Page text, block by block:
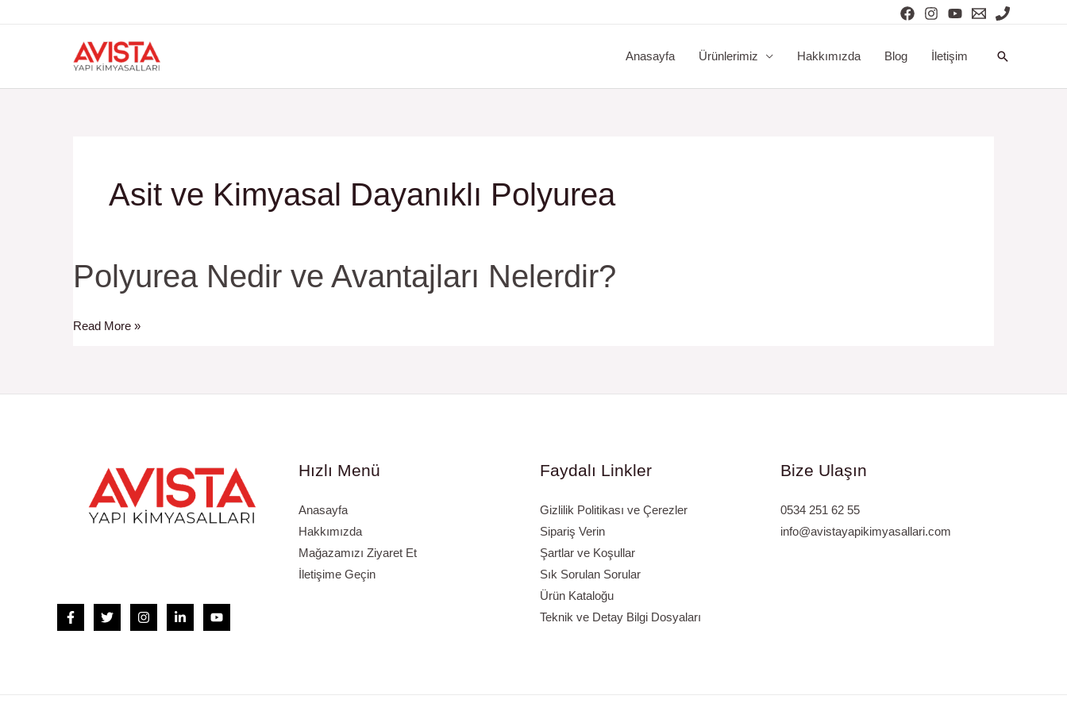
Anasayfa
Ürünlerimiz Hakkımızda Blog İletişim Arama
Asit ve Kimyasal Dayanıklı Polyurea
Polyurea Nedir ve Avantajları Nelerdir?
Polyurea
Nedir
Avantajları
Read More »
Hızlı Menü
Anasayfa
Hakkımızda
Mağazamızı Ziyaret Et
İletişime Geçin
Faydalı Linkler
Gizlilik Politikası ve Çerezler
Sipariş Verin
Şartlar ve Koşullar
Sık Sorulan Sorular
Ürün Kataloğu
Teknik ve Detay Bilgi Dosyaları
Bize Ulaşın
0534 251 62 55
info@avistayapikimyasallari.com